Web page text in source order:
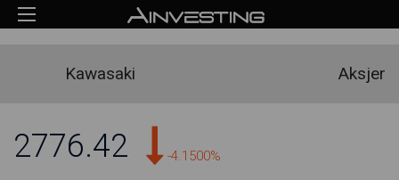
Kawasaki Aksjer
2776.42 -4.1500%